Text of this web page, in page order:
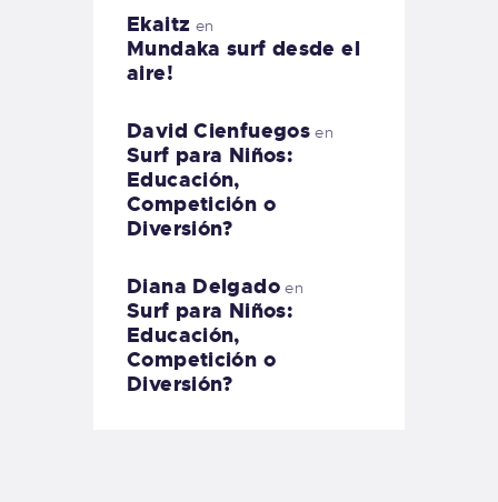
Ekaitz en
Mundaka surf desde el
aire!
David Cienfuegos en
Surf para Niños:
Educación,
Competición o
Diversión?
Diana Delgadoen
Surf para Niños:
Educación,
Competición o
Diversión?